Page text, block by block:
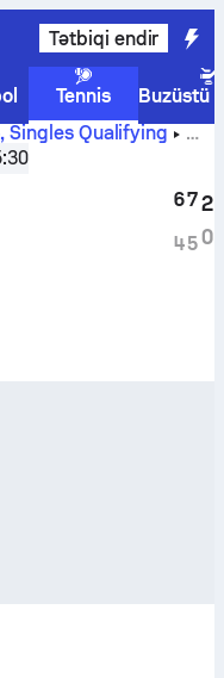
Tətbiqi endir
Tennis
Buzüstü
Singles Qualifying
canlı hesabı və
6
4
7
5
2
0